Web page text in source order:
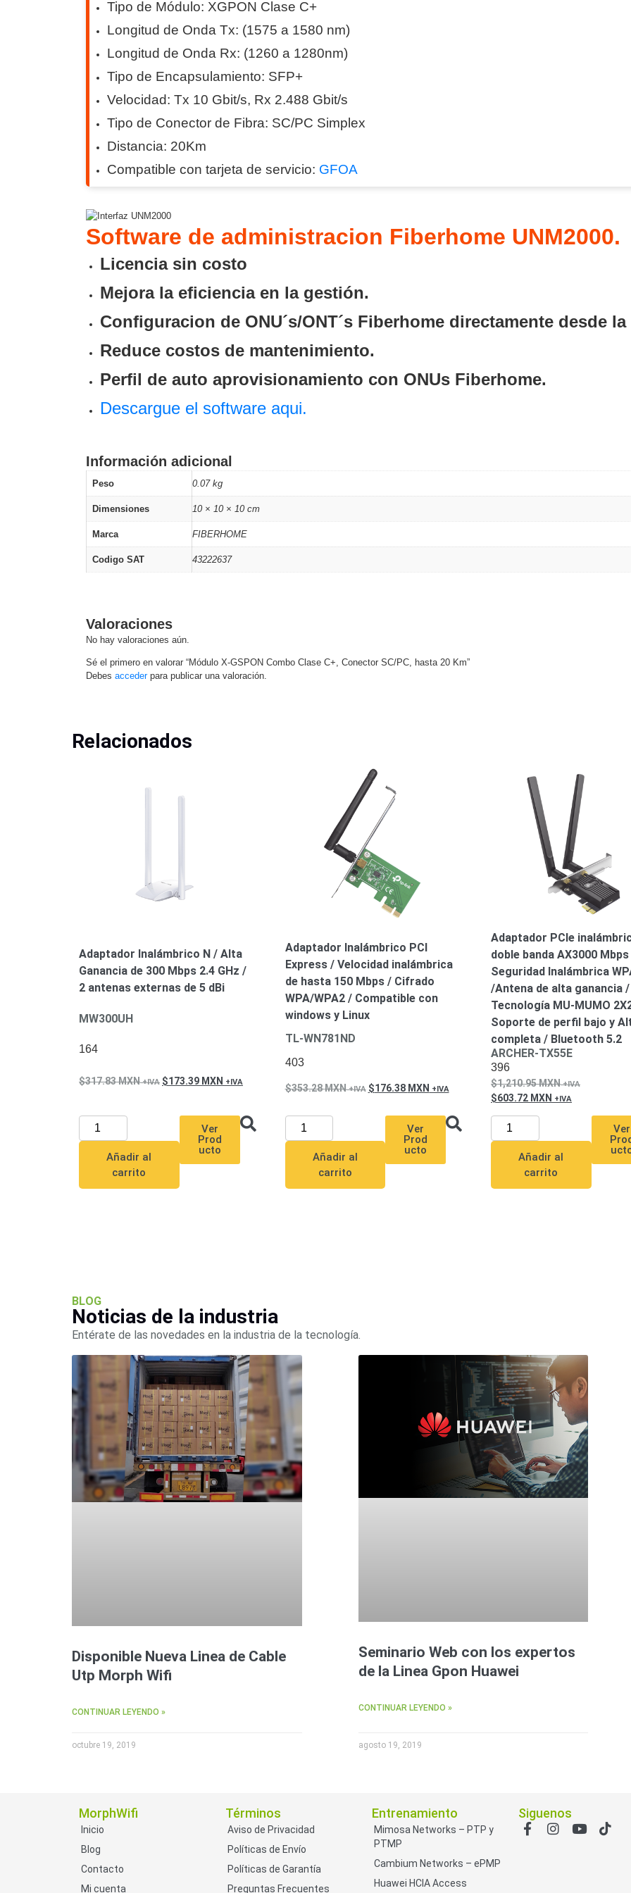
Software VMS y Analíticas
EPCOM Cloud
HIKVISION
Videograbadoras Móviles, Dash Cams y Body Cams
AccesoriosBody Cams (Portátiles)Cámaras Móviles
Videoporteros e Interfonos
AccesoriosIntercomunicadores
Tipo de Módulo: XGPON Clase C+
Longitud de Onda Tx: (1575 a 1580 nm)
Longitud de Onda Rx: (1260 a 1280nm)
Tipo de Encapsulamiento: SFP+
Velocidad: Tx 10 Gbit/s, Rx 2.488 Gbit/s
Tipo de Conector de Fibra: SC/PC Simplex
Distancia: 20Km
Compatible con tarjeta de servicio: GFOA
Software de administracion Fiberhome UNM2000.
Licencia sin costo
Mejora la eficiencia en la gestión.
Configuracion de ONU´s/ONT´s Fiberhome directamente desde la
Reduce costos de mantenimiento.
Perfil de auto aprovisionamiento con ONUs Fiberhome.
Descargue el software aqui.
Información adicional
Peso 0.07 kg
Dimensiones 10 × 10 × 10 cm
Marca FIBERHOME
Codigo SAT 43222637
Valoraciones
No hay valoraciones aún.
Sé el primero en valorar “Módulo X-GSPON Combo Clase C+, Conector SC/PC, hasta 20 Km”
Debes accederpara publicar una valoración.
Relacionados
Adaptador Inalámbrico N / Alta
Ganancia de 300 Mbps 2.4 GHz /
2 antenas externas de 5 dBi
MW300UH
164
317.83MXN 173.39 MXN
Añadir al
carrito
Ver
Prod
ucto
Adaptador Inalámbrico PCI
Express / Velocidad inalámbrica
de hasta 150 Mbps / Cifrado
WPA/WPA2 / Compatible con
windows y Linux
TL-WN781ND
403
353.28MXN 176.38 MXN
Añadir al
carrito
Ver
Prod
ucto
Adaptador PCIe
doble banda AX3000
Seguridad Inalámbrica
/Antena de alta ganancia /
Tecnología MU-MUMO
Soporte de perfil bajo y
completa / Bluetooth 5.2
ARCHER-TX55E
396
1,210.95MXN
603.72 MXN
Añadir al
carrito
Ver
BLOG
Noticias de la industria
Entérate de las novedades en la industria de la tecnología.
Disponible Nueva Linea de Cable
Utp Morph Wifi
CONTINUAR LEYENDO »
octubre 19, 2019
Seminario Web con los expertos
de la Linea Gpon Huawei
CONTINUAR LEYENDO »
agosto 19, 2019
MorphWifi
Inicio
Blog
Contacto
Mi cuenta
Términos
Aviso de Privacidad
Políticas de Envío
Políticas de Garantía
Preguntas Frecuentes
Entrenamiento
Mimosa Networks – PTP y
PTMP
Cambium Networks – ePMP
Huawei HCIA Access
Siguenos